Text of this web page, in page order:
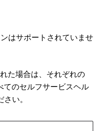
はサポートされていませ
た場合は、それぞれの
てのセルフサービスヘル
い。